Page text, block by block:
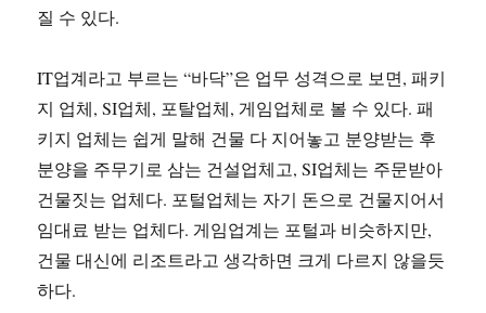
질 수 있다.
IT업계라고 부르는 “바닥”은 업무 성격으로 보면, 패키
지 업체, SI업체, 포탈업체, 게임업체로 볼 수 있다. 패
키지 업체는 쉽게 말해 건물 다 지어놓고 분양받는 후
분양을 주무기로 삼는 건설업체고, SI업체는 주문받아
건물짓는 업체다. 포털업체는 자기 돈으로 건물지어서
임대료 받는 업체다. 게임업계는 포털과 비슷하지만,
건물 대신에 리조트라고 생각하면 크게 다르지 않을듯
하다.